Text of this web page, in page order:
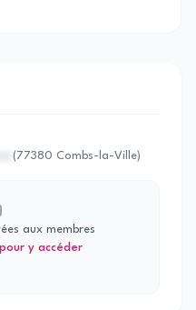
(77380 Combs-la-Ville)
aux membres
y accéder